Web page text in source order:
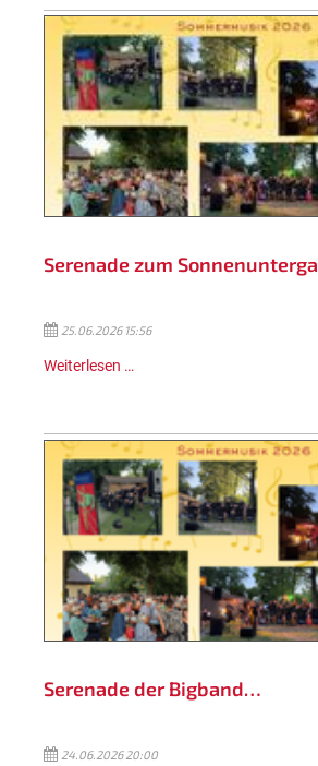
Serenade zum
25.06.2026 15:56
Weiterlesen …
Serenade der Bigband…
24.06.2026 20:00